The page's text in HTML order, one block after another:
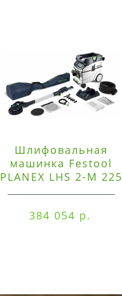
Шлифовальная
машинка Festool
PLANEX LHS 2-M 225
384 054 р.